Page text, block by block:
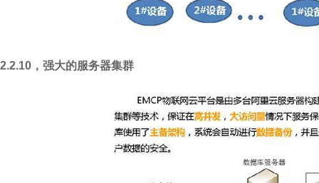
2.2.10 ，强大的服务器集群